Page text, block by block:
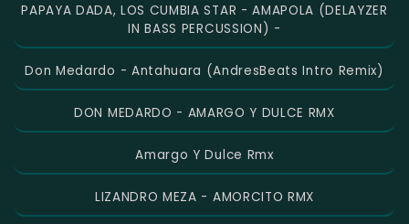
PAPAYA DADA, LOS CUMBIA STAR - AMAPOLA (DELAYZER
IN BASS PERCUSSION) -
Don Medardo - Antahuara (AndresBeats Intro Remix)
DON MEDARDO - AMARGO Y DULCE RMX
Amargo Y Dulce Rmx
LIZANDRO MEZA - AMORCITO RMX